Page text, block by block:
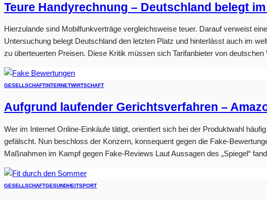
Teure Handyrechnung – Deutschland belegt
Hierzulande sind Mobilfunkverträge vergleichsweise teuer. Darauf verweist
Untersuchung belegt Deutschland den letzten Platz und hinterlässt auch im
zu überteuerten Preisen. Diese Kritik müssen sich Tarifanbieter von
GESELLSCHAFTINTERNETWIRTSCHAFT
Aufgrund laufender Gerichtsverfahren –
Wer im Internet Online-Einkäufe tätigt, orientiert sich bei der Produktwahl
gefälscht. Nun beschloss der Konzern, konsequent gegen die Fake-
Maßnahmen im Kampf gegen Fake-Reviews Laut Aussagen des „Spiegel“
GESELLSCHAFTGESUNDHEITSPORT